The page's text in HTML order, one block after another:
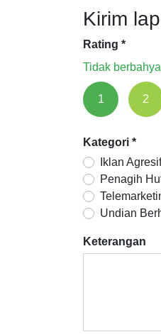
Kirim
Rating *
Tidak berbahya
1 2
Kategori *
Iklan Agresif
Penagih
Undian
Keterangan